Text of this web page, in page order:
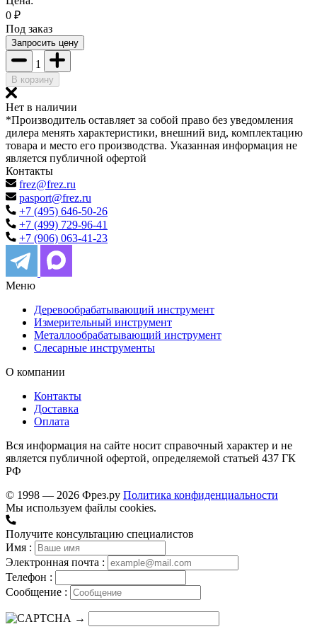
0 ₽
Под заказ
Запросить цену
1
В корзину
Нет в наличии
*Производитель оставляет за собой право без уведомления
дилера менять характеристики, внешний вид, комплектацию
товара и место его производства. Указанная информация не
является публичной офертой
Контакты
frez@frez.ru
pasport@frez.ru
+7 (495) 646-50-26
+7 (499) 729-96-41
+7 (906) 063-41-23
Меню
Деревообрабатывающий инструмент
Измерительный инструмент
Металлообрабатывающий инструмент
Слесарные инструменты
О компании
Контакты
Доставка
Оплата
Вся информация на сайте носит справочный характер и не
является публичной офертой, определяемой статьей 437 ГК
РФ
© 1998 — 2026 Фрез.ру Политика конфиденциальности
Мы используем файлы cookies.
Получите консультацию специалистов
Имя :
Электронная почта :
Телефон :
Сообщение :
→